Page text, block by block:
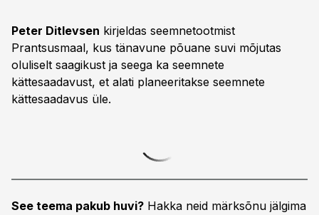
Peter Ditlevsen kirjeldas seemnetootmist
Prantsusmaal, kus tänavune põuane suvi mõjutas
oluliselt saagikust ja seega ka seemnete
kättesaadavust, et alati planeeritakse seemnete
kättesaadavus üle.
See teema pakub huvi? Hakka neid märksõnu jälgima